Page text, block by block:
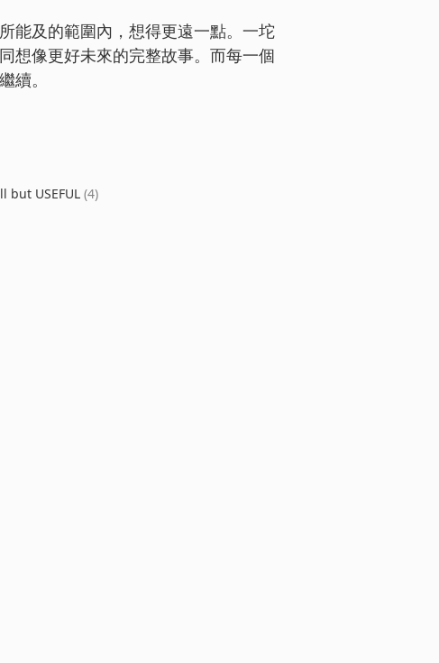
能及的範圍內，想得更遠一點。一坨
想像更好未來的完整故事。而每一個
續。
but USEFUL (4)